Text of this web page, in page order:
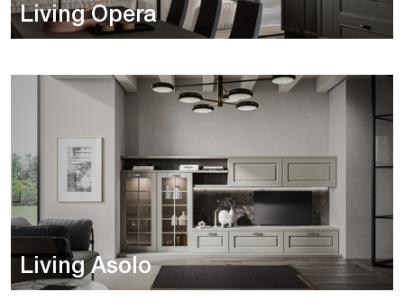
Living Opera
Living Asolo